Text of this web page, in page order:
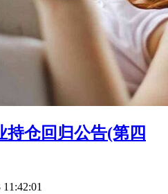
持仓回归公告(第四